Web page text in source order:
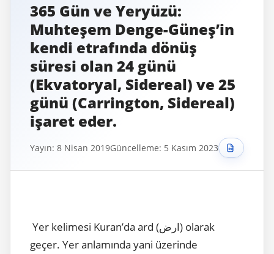
365 Gün ve Yeryüzü:
Muhteşem Denge-Güneş’in
kendi etrafında dönüş
süresi olan 24 günü
(Ekvatoryal, Sidereal) ve 25
günü (Carrington, Sidereal)
işaret eder.
Yayın: 8 Nisan 2019Güncelleme: 5 Kasım 2023
Yer kelimesi Kuran’da ard (ارض) olarak
geçer. Yer anlamında yani üzerinde